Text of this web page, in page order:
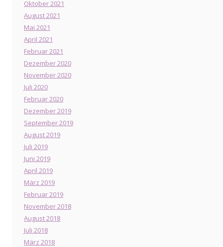
Oktober 2021
August 2021
Mai 2021
April 2021
Februar 2021
Dezember 2020
November 2020
Juli 2020
Februar 2020
Dezember 2019
September 2019
August 2019
Juli 2019
Juni 2019
April 2019
März 2019
Februar 2019
November 2018
August 2018
Juli 2018
März 2018